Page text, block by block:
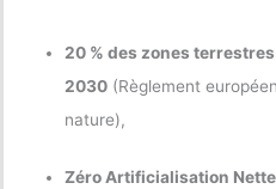
20 % des zones
2030 (Règlement
nature),
Zéro Artificialisation